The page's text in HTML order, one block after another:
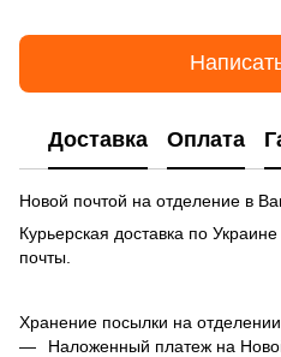
Доставка Оплата
Новой почтой на отделение в
Курьерская доставка по
почты.
Хранение посылки на
Наложенный платеж на